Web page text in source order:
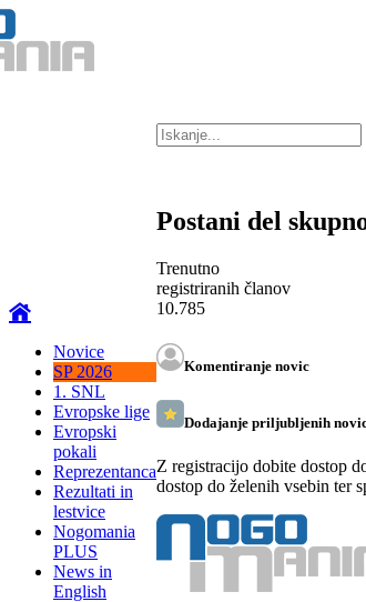
Novice
SP 2026
1. SNL
Evropske lige
Evropski
pokali
Reprezentanca
Rezultati in
lestvice
Nogomania
PLUS
News in
English
Postani del
Trenutno
registriranih članov
10.785
Komentiranje novic
Dodajanje priljubljenih
Z registracijo dobite dostop
dostop do želenih vsebin ter